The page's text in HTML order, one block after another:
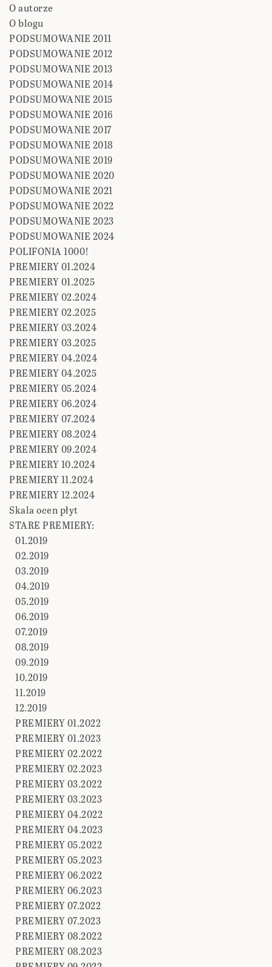
O autorze
O blogu
PODSUMOWANIE 2011
PODSUMOWANIE 2012
PODSUMOWANIE 2013
PODSUMOWANIE 2014
PODSUMOWANIE 2015
PODSUMOWANIE 2016
PODSUMOWANIE 2017
PODSUMOWANIE 2018
PODSUMOWANIE 2019
PODSUMOWANIE 2020
PODSUMOWANIE 2021
PODSUMOWANIE 2022
PODSUMOWANIE 2023
PODSUMOWANIE 2024
POLIFONIA 1000!
PREMIERY 01.2024
PREMIERY 01.2025
PREMIERY 02.2024
PREMIERY 02.2025
PREMIERY 03.2024
PREMIERY 03.2025
PREMIERY 04.2024
PREMIERY 04.2025
PREMIERY 05.2024
PREMIERY 06.2024
PREMIERY 07.2024
PREMIERY 08.2024
PREMIERY 09.2024
PREMIERY 10.2024
PREMIERY 11.2024
PREMIERY 12.2024
Skala ocen płyt
STARE PREMIERY:
01.2019
02.2019
03.2019
04.2019
05.2019
06.2019
07.2019
08.2019
09.2019
10.2019
11.2019
12.2019
PREMIERY 01.2022
PREMIERY 01.2023
PREMIERY 02.2022
PREMIERY 02.2023
PREMIERY 03.2022
PREMIERY 03.2023
PREMIERY 04.2022
PREMIERY 04.2023
PREMIERY 05.2022
PREMIERY 05.2023
PREMIERY 06.2022
PREMIERY 06.2023
PREMIERY 07.2022
PREMIERY 07.2023
PREMIERY 08.2022
PREMIERY 08.2023